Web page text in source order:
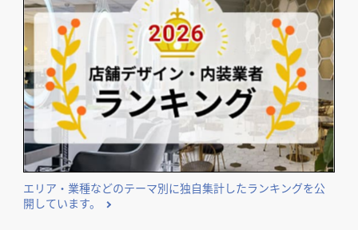
エリア・業種などのテーマ別に独自集計したランキングを公
開しています。